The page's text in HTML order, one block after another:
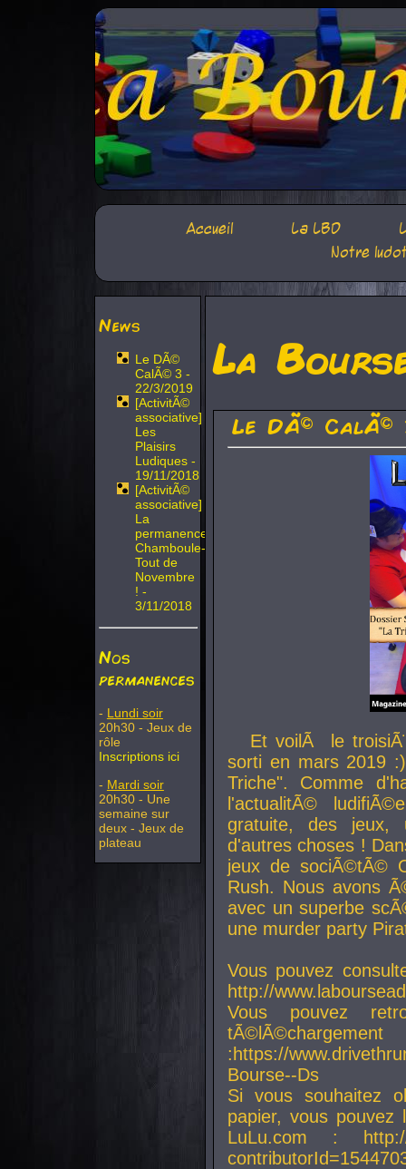
Accueil La LBD
Notre
News
Le DÃ©
CalÃ© 3 -
22/3/2019
[ActivitÃ©
associative]
Les
Plaisirs
Ludiques -
19/11/2018
[ActivitÃ©
associative]
La
permanence
Chamboule-
Tout de
Novembre
! -
3/11/2018
Nos
permanences
- Lundi soir
20h30 - Jeux de
rôle
Inscriptions ici
- Mardi soir
20h30 - Une
semaine sur
deux - Jeux de
plateau
La
Le DÃ© CalÃ©
Et voilÃ le
sorti en mars 2019
Triche". Comme
l'actualitÃ©
gratuite, des jeux,
d'autres choses !
jeux de sociÃ©tÃ©
Rush. Nous avons
avec un superbe
une murder party
Vous pouvez
http://
Vous pouvez
:https://
Bourse--Ds
Si vous souhaitez
papier, vous
LuLu.com : http://